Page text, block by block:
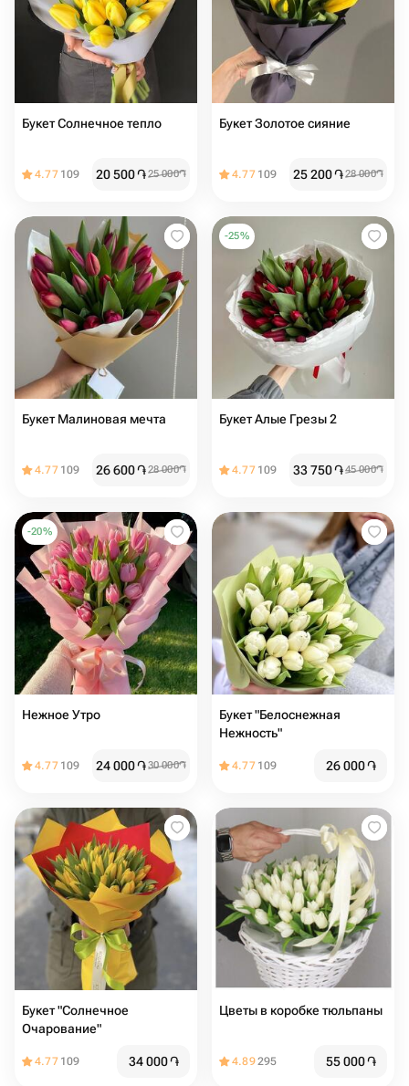
Букет Солнечное тепло
4.77 109 20 500֏25 000֏
Букет Золотое сияние
4.77 109 25 200֏28 000֏
Букет Малиновая мечта
4.77 109 26 600֏28 000֏
-25%
Букет Алые Грезы 2
4.77 109 33 750֏45 000֏
-20%
Нежное Утро
4.77 109 24 000֏30 000֏
Букет "Белоснежная
Нежность"
4.77 109 26 000֏
Букет "Солнечное
Очарование"
4.77 109 34 000֏
Цветы в коробке тюльпаны
4.89295 55 000֏